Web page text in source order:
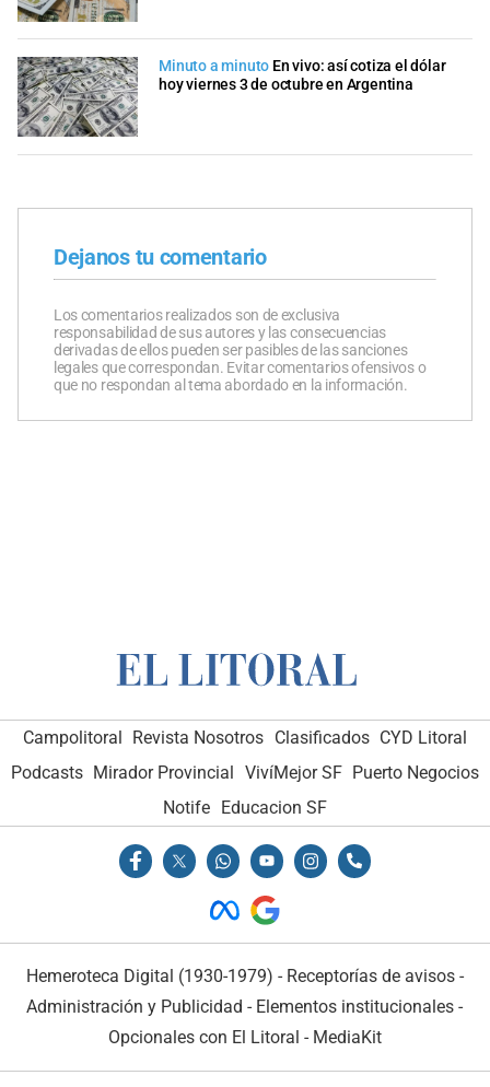
Minuto a minuto En vivo: así cotiza el dólar
hoy viernes 3 de octubre en Argentina
Dejanos tu comentario
Los comentarios realizados son de exclusiva
responsabilidad de sus autores y las consecuencias
derivadas de ellos pueden ser pasibles de las sanciones
legales que correspondan. Evitar comentarios ofensivos o
que no respondan al tema abordado en la información.
Campolitoral Revista Nosotros Clasificados CYD Litoral
Podcasts Mirador Provincial VivíMejor SF Puerto Negocios
Notife
Educacion SF
Hemeroteca Digital (1930-1979) - Receptorías de avisos -
Administración y Publicidad - Elementos institucionales -
Opcionales con El Litoral - MediaKit